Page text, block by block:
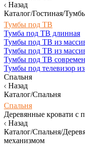
Назад
Каталог/Гостиная/
Тумбы под ТВ
Тумба под ТВ длинная
Тумбы под ТВ из
Тумбы под ТВ из
Тумбы под ТВ
Тумбы под телевизор
Спальня
Назад
Каталог/Спальня
Спальня
Деревянные кровати с
Назад
Каталог/Спальня/
механизмом